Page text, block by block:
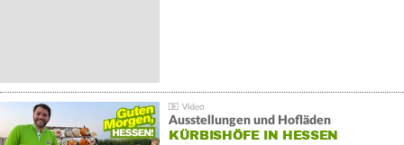
Ausstellungen und Hofläden
KÜRBISHÖFE IN HESSEN